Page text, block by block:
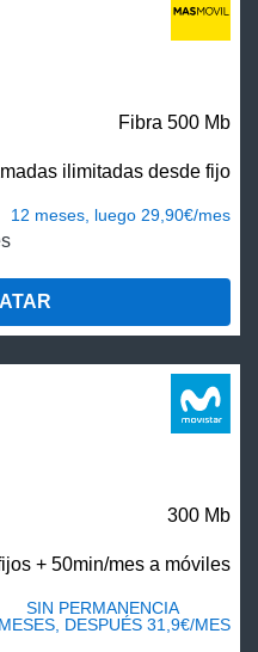
Fibra 500 Mb
ilimitadas desde fijo
12 meses, luego 29,90€/mes
300 Mb
+ 50min/mes a móviles
SIN PERMANENCIA
DESPUÉS 31,9€/MES